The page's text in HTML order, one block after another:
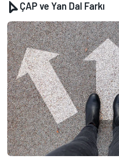
ÇAP ve Yan Dal Farkı